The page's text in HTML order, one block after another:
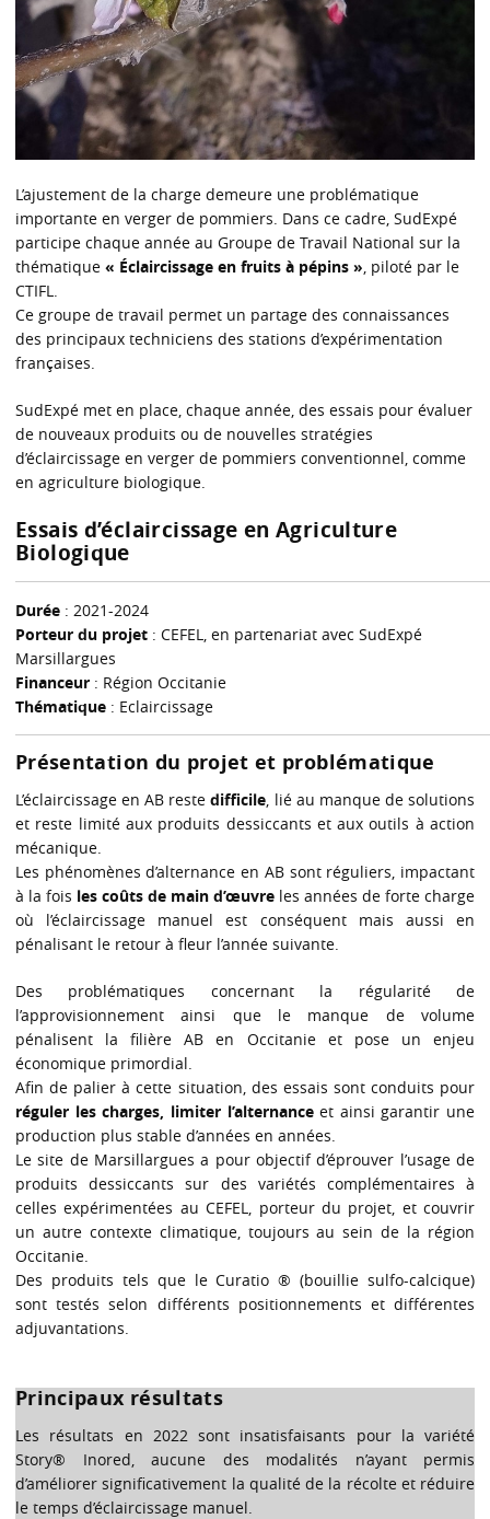
L’ajustement de la charge demeure une problématique
importante en verger de pommiers. Dans ce cadre, SudExpé
participe chaque année au Groupe de Travail National sur la
thématique « Éclaircissage en fruits à pépins », piloté par le
CTIFL.
Ce groupe de travail permet un partage des connaissances
des principaux techniciens des stations d’expérimentation
françaises.
SudExpé met en place, chaque année, des essais pour évaluer
de nouveaux produits ou de nouvelles stratégies
d’éclaircissage en verger de pommiers conventionnel, comme
en agriculture biologique.
Essais d’éclaircissage en Agriculture
Biologique
Durée : 2021-2024
Porteur du projet : CEFEL, en partenariat avec SudExpé
Marsillargues
Financeur : Région Occitanie
Thématique : Eclaircissage
Présentation du projet et problématique
L’éclaircissage en AB restedifficile, lié au manque de solutions
et reste limité aux produits dessiccants et aux outils à action
mécanique.
Les phénomènes d’alternance en AB sont réguliers, impactant
à la fois les coûts de main d’œuvre les années de forte charge
où l’éclaircissage manuel est conséquent mais aussi en
pénalisant le retour à fleur l’année suivante.
Des problématiques concernant la régularité de
l’approvisionnement ainsi que le manque de volume
pénalisent la filière AB en Occitanie et pose un enjeu
économique primordial.
Afin de palier à cette situation, des essais sont conduits pour
réguler les charges, limiter l’alternanceet ainsi garantir une
production plus stable d’années en années.
Le site de Marsillargues a pour objectif d’éprouver l’usage de
produits dessiccants sur des variétés complémentaires à
celles expérimentées au CEFEL, porteur du projet, et couvrir
un autre contexte climatique, toujours au sein de la région
Occitanie.
Des produits tels que le Curatio ® (bouillie sulfo-calcique)
sont testés selon différents positionnements et différentes
adjuvantations.
Principaux résultats
Les résultats en 2022 sont insatisfaisants pour la variété
Story® Inored, aucune des modalités n’ayant permis
d’améliorer significativement la qualité de la récolte et réduire
le temps d’éclaircissage manuel.